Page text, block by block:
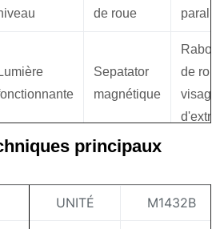
de roue
Lumière
Sepatator
magnétique
de
visage
Séparateur
de
rayon
principaux
UNITÉ M1432B